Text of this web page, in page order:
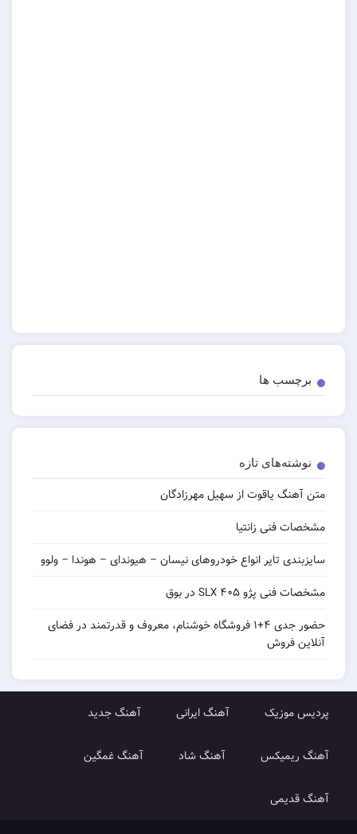
برچسب ها
نوشته‌های تازه
متن آهنگ یاقوت از سهیل مهرزادگان
مشخصات فنی زانتیا
سایزبندی تایر انواع خودروهای نیسان – هیوندای – هوندا – ولوو
مشخصات فنی پژو ۴۰۵ SLX در بوق
حضور جدی ۴+۱ فروشگاه خوشنام، معروف و قدرتمند در فضای
آنلاین فروش
پردیس موزیک آهنگ ایرانی آهنگ جدید
آهنگ ریمیکس آهنگ شاد آهنگ غمگین
آهنگ قدیمی